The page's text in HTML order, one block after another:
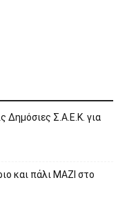
και περίθαλψης
Αττικής αποκτά
εργαλεία στην